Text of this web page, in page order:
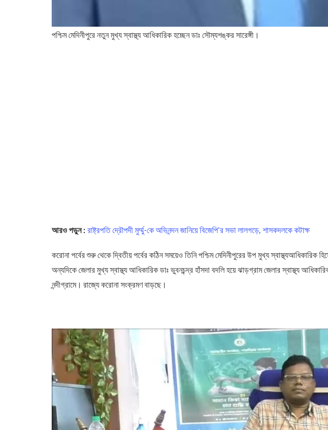
পশ্চিম মেদিনীপুরে নতুন মুখ্য স্বাস্থ্য আধিকারিক হচ্ছেন ডাঃ সৌম্যশঙ্কর সারেঙ্গী।
আরও পড়ুন : রাষ্ট্রপতি দ্রৌপদী মুর্ম্মু-কে অভিনন্দন জানিয়ে বিজেপি’র সভা লালগড়ে, শাসকদলকে কটাক্ষ
করোনা পর্বের শুরু থেকে দ্বিতীয় পর্বের কঠিন সময়েও তিনি পশ্চিম মেদিনীপুরের উপ মুখ্য স্বাস্থ্যআধিকারিক
অন্যদিকে জেলার মুখ্য স্বাস্থ্য আধিকারিক ডাঃ ভুবনচন্দ্র হাঁসদা বদলি হয়ে ঝাড়গ্রাম জেলার স্বাস্থ্য
নন্দীগ্রামে। রাজ্যে করোনা সংক্রমণ বাড়ছে।